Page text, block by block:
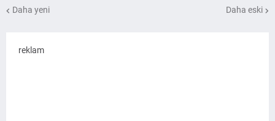
Daha yeni Daha eski
reklam